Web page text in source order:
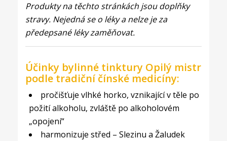
Produkty na těchto stránkách jsou doplňky
stravy. Nejedná se o léky a nelze je za
předepsané léky zaměňovat.
Účinky bylinné tinktury Opilý mistr
podle tradiční čínské medicíny:
pročišťuje vlhké horko, vznikající v těle po
požití alkoholu, zvláště po alkoholovém
„opojení“
harmonizuje střed – Slezinu a Žaludek